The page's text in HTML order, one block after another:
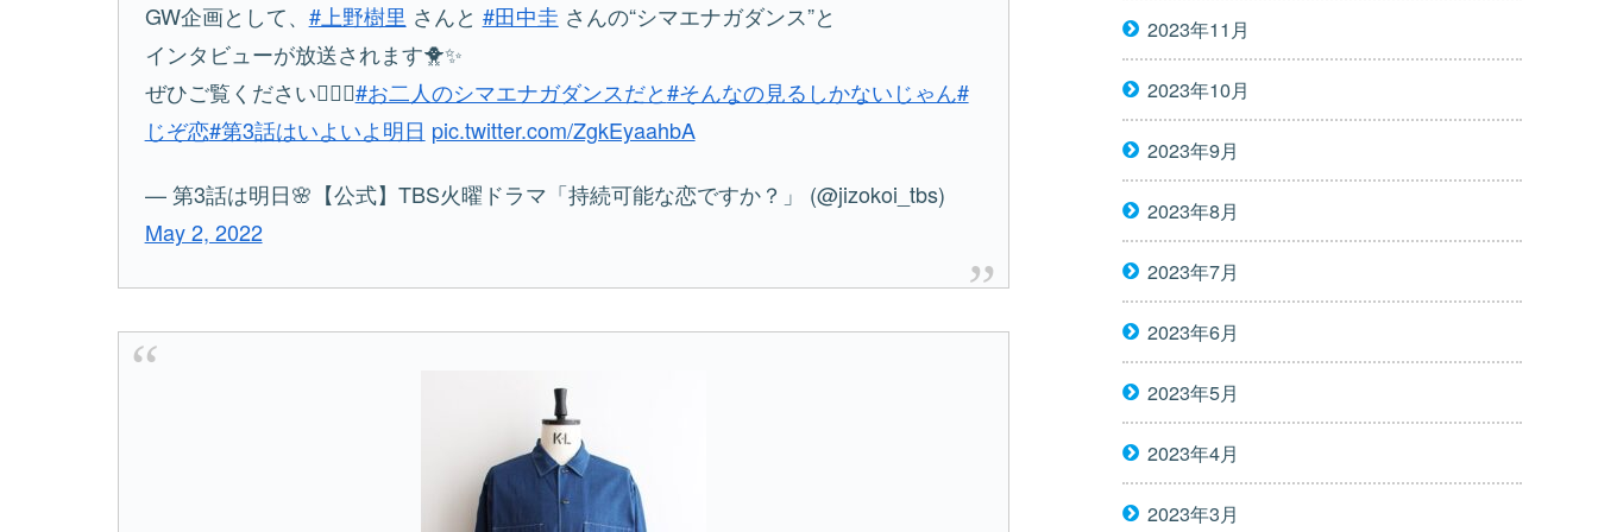
GW企画として、 #上野樹里 さんと #田中圭 さんの“シマエナガダンス”と
インタビューが放送されます🐥✨
ぜひご覧ください💁🏻‍♀️#お二人のシマエナガダンスだと#そんなの見るしかないじゃん#
じぞ恋#第3話はいよいよ明日 pic.twitter.com/ZgkEyaahbA
— 第3話は明日🌸【公式】TBS火曜ドラマ「持続可能な恋ですか？」 (@jizokoi_tbs)
May 2, 2022
2023年11月
2023年10月
2023年9月
2023年8月
2023年7月
2023年6月
2023年5月
2023年4月
2023年3月